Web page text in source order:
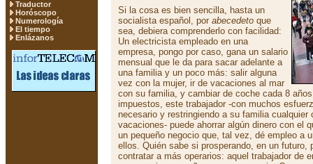
Traductor
Horóscopo
Numerología
El tiempo
Enlázanos
Si la cosa es bien sencilla, hasta un
socialista español, por abecedeto que
sea, debiera comprenderlo con facilidad:
Un electricista empleado en una
empresa, pongo por caso, gana un salario
mensual que le da para sacar adelante a
una familia y un poco más: salir alguna
vez con la mujer, ir de vacaciones al mar
con su familia, y cambiar de coche cada 8
impuestos, este trabajador -con muchos
necesario y restringiendo a su familia cualquier
vacaciones- puede ahorrar algún dinero con el
un pequeño negocio que, tal vez, dé empleo a
ellos. Quién sabe si prosperando, en un futuro,
contratar a más operarios: aquel trabajador de